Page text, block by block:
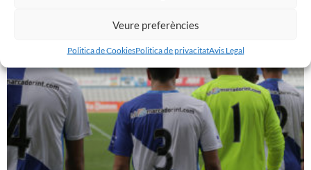
Veure preferències
Politica de CookiesPolitica de privacitatAvis Legal